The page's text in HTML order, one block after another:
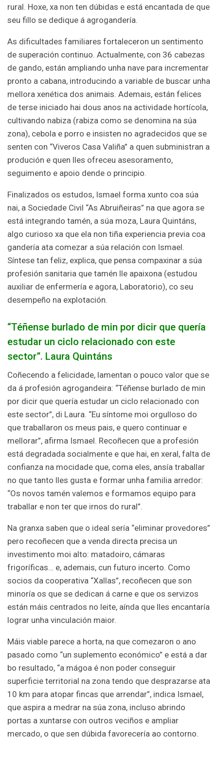
rural. Hoxe, xa non ten dúbidas e está encantada de que
seu fillo se dedique á agrogandería.
As dificultades familiares fortaleceron un sentimento
de superación continuo. Actualmente, con 36 cabezas
de gando, están ampliando unha nave para incrementar
pronto a cabana, introducindo a variable de buscar unha
mellora xenética dos animais. Ademais, están felices
de terse iniciado hai dous anos na actividade hortícola,
cultivando nabiza (rabiza como se denomina na súa
zona), cebola e porro e insisten no agradecidos que se
senten con “Viveros Casa Valiña” a quen subministran a
produción e quen lles ofreceu asesoramento,
seguimento e apoio dende o principio.
Finalizados os estudos, Ismael forma xunto coa súa
nai, a Sociedade Civil “As Abruiñeiras” na que agora se
está integrando tamén, a súa moza, Laura Quintáns,
algo curioso xa que ela non tiña experiencia previa coa
gandería ata comezar a súa relación con Ismael.
Síntese tan feliz, explica, que pensa compaxinar a súa
profesión sanitaria que tamén lle apaixona (estudou
auxiliar de enfermería e agora, Laboratorio), co seu
desempeño na explotación.
“Téñense burlado de min por dicir que quería
estudar un ciclo relacionado con este
sector”. Laura Quintáns
Coñecendo a felicidade, lamentan o pouco valor que se
da á profesión agrogandeira: “Téñense burlado de min
por dicir que quería estudar un ciclo relacionado con
este sector”, di Laura. “Eu síntome moi orgulloso do
que traballaron os meus pais, e quero continuar e
mellorar”, afirma Ismael. Recoñecen que a profesión
está degradada socialmente e que hai, en xeral, falta de
confianza na mocidade que, coma eles, ansía traballar
no que tanto lles gusta e formar unha familia arredor:
“Os novos tamén valemos e formamos equipo para
traballar e non ter que irnos do rural”.
Na granxa saben que o ideal sería “eliminar provedores”
pero recoñecen que a venda directa precisa un
investimento moi alto: matadoiro, cámaras
frigoríficas… e, ademais, cun futuro incerto. Como
socios da cooperativa “Xallas”, recoñecen que son
minoría os que se dedican á carne e que os servizos
están máis centrados no leite, aínda que lles encantaría
lograr unha vinculación maior.
Máis viable parece a horta, na que comezaron o ano
pasado como “un suplemento económico” e está a dar
bo resultado, “a mágoa é non poder conseguir
superficie territorial na zona tendo que desprazarse ata
10 km para atopar fincas que arrendar”, indica Ismael,
que aspira a medrar na súa zona, incluso abrindo
portas a xuntarse con outros veciños e ampliar
mercado, o que sen dúbida favorecería ao contorno.